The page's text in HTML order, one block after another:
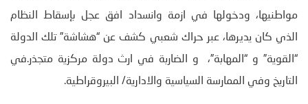
مواطنيها، ودخولها في ازمة وانسداد افق عجل بإسقاط النظام
الذي كان يديرها، عبر حراك شعبي كشف عن “هشاشة” تلك الدولة
“القوية” و “المهابة”، و الضاربة في ارث دولة مركزية متجذر.في
التاريخ وفي الممارسة السياسية والادارية/ البيروقراطية.